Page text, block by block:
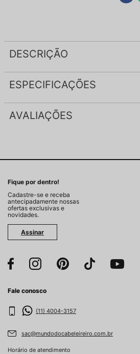
DESCRIÇÃO
ESPECIFICAÇÕES
AVALIAÇÕES
Fique por dentro!
Cadastre-se e receba
antecipadamente nossas
ofertas exclusivas e
novidades.
Assinar
Fale conosco
(11) 4004-3157
sac@mundodocabeleireiro.com.br
Horário de atendimento